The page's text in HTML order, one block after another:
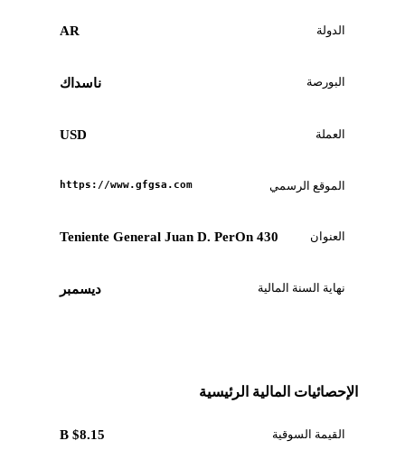
الدولة AR
البورصة ناسداك
العملة USD
الموقع الرسمي https://www.gfgsa.com
العنوان Teniente General Juan D. PerOn 430
نهاية السنة المالية ديسمبر
الإحصائيات المالية الرئيسية
القيمة السوقية $8.15 B